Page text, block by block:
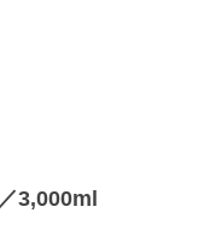
3,000ml